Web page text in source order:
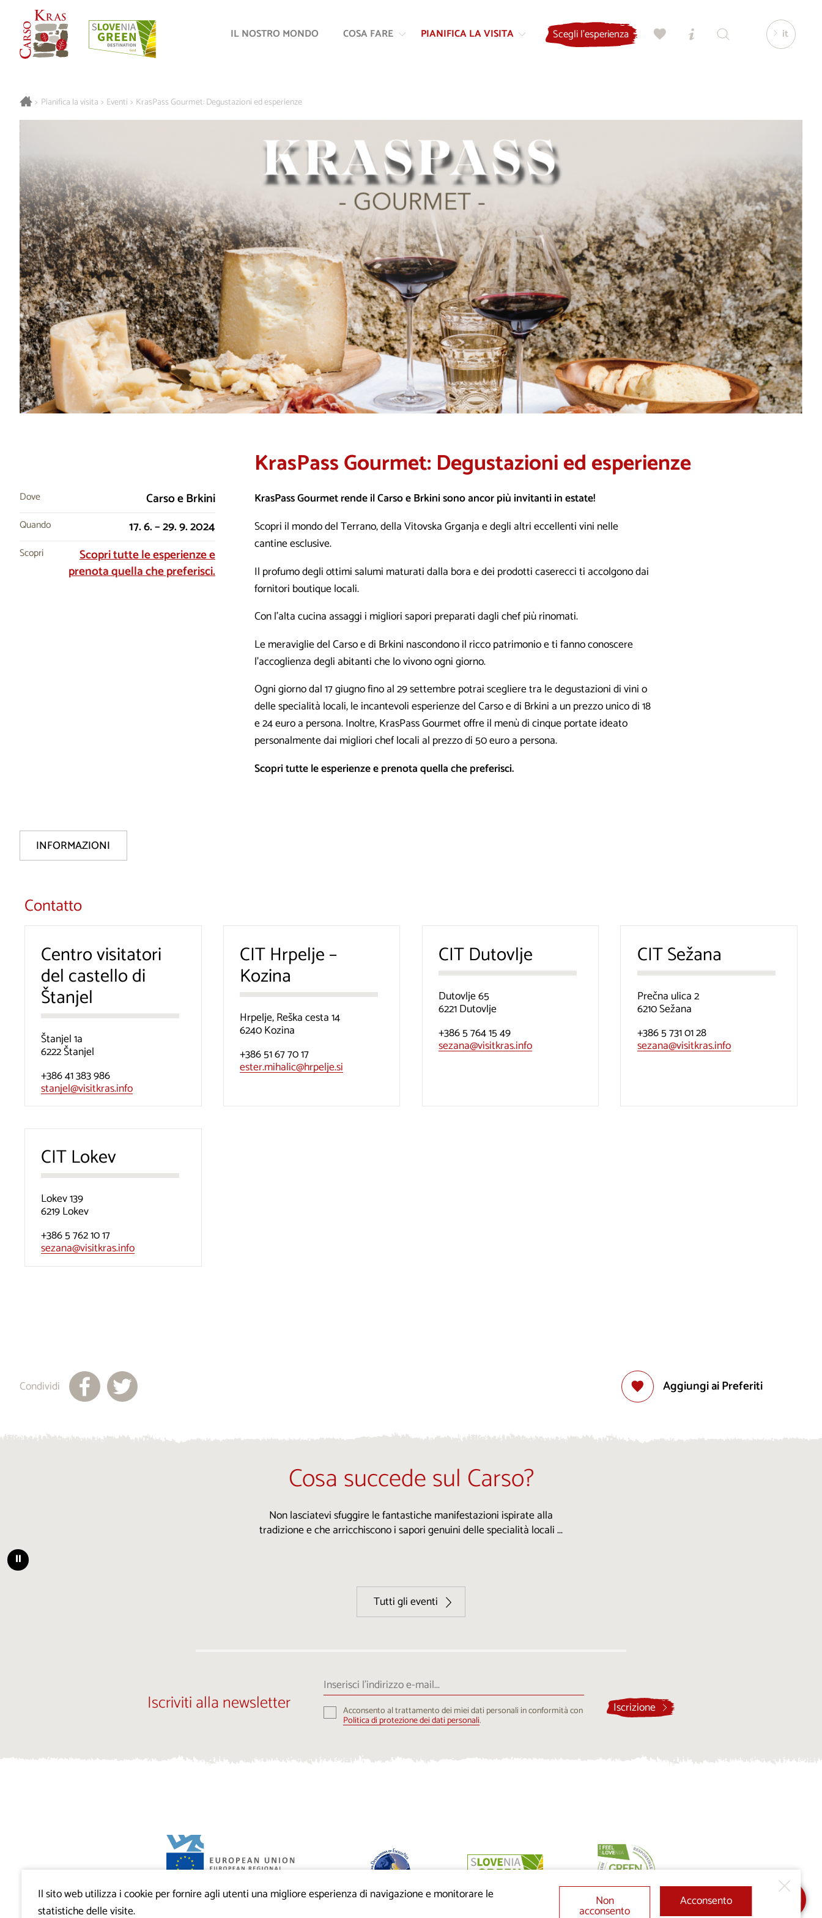
alla
IL NOSTRO MONDO COSA FARE PIANIFICA LA VISITA Scegli l'esperienza it
> Pianifica la visita > Eventi > KrasPass Gourmet: Degustazioni ed esperienze
KrasPass Gourmet: Degustazioni ed esperienze
Dove Carso e Brkini
Quando 17. 6. – 29. 9. 2024
Scopri
Scopri tutte le esperienze e
prenota quella che preferisci.
KrasPass Gourmet rende il Carso e Brkini sono ancor più invitanti in estate!
Scopri il mondo del Terrano, della Vitovska Grganja e degli altri eccellenti vini nelle
cantine esclusive.
Il profumo degli ottimi salumi maturati dalla bora e dei prodotti caserecci ti accolgono dai
fornitori boutique locali.
Con l'alta cucina assaggi i migliori sapori preparati dagli chef più rinomati.
Le meraviglie del Carso e di Brkini nascondono il ricco patrimonio e ti fanno conoscere
l'accoglienza degli abitanti che lo vivono ogni giorno.
Ogni giorno dal 17 giugno fino al 29 settembre potrai scegliere tra le degustazioni di vini o
delle specialità locali, le incantevoli esperienze del Carso e di Brkini a un prezzo unico di 18
e 24 euro a persona. Inoltre, KrasPass Gourmet offre il menù di cinque portate ideato
personalmente dai migliori chef locali al prezzo di 50 euro a persona.
Scopri tutte le esperienze e prenota quella che preferisci.
INFORMAZIONI
Contatto
Centro visitatori
del castello di
Štanjel
Štanjel 1a
6222 Štanjel
+386 41 383 986
stanjel@visitkras.info
CIT Hrpelje –
Kozina
Hrpelje, Reška cesta 14
6240 Kozina
+386 51 67 70 17
ester.mihalic@hrpelje.si
CIT Dutovlje
Dutovlje 65
6221 Dutovlje
+386 5 764 15 49
sezana@visitkras.info
CIT Sežana
Prečna ulica 2
6210 Sežana
+386 5 731 01 28
sezana@visitkras.info
CIT Lokev
Lokev 139
6219 Lokev
+386 5 762 10 17
sezana@visitkras.info
Aggiungi ai Preferiti
Condividi
Cosa succede sul Carso?
Non lasciatevi sfuggire le fantastiche manifestazioni ispirate alla
tradizione e che arricchiscono i sapori genuini delle specialità locali ...
⏸
Tutti gli eventi
Iscriviti alla newsletter
Inserisci
l’indirizzo
e-
mail... Acconsento al trattamento dei miei dati personali in conformità con
Politica di protezione dei dati personali.
Iscrizione
Progetto VisitKras. L’investimento è cofinanziato dalla
Il sito web utilizza i cookie per fornire agli utenti una migliore esperienza di navigazione e monitorare le
statistiche delle visite.
Non
acconsento
Acconsento